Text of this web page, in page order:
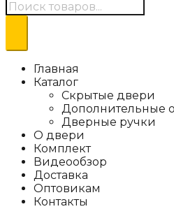
Поиск
товаров
Главная
Каталог
Скрытые двери
Дополнительные
Дверные ручки
О двери
Комплект
Видеообзор
Доставка
Оптовикам
Контакты